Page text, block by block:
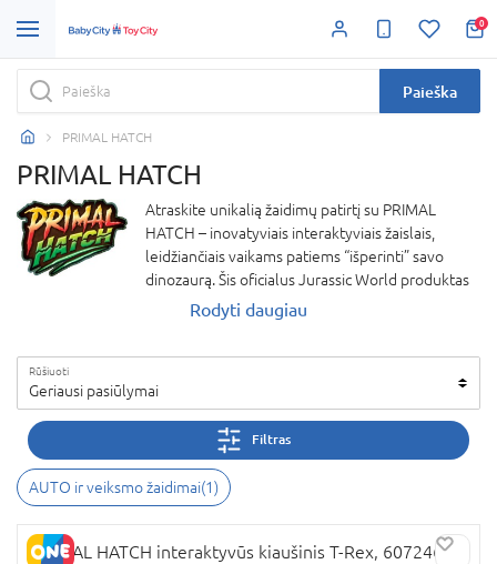
0
Paieška
PRIMAL HATCH
PRIMAL HATCH
Atraskite unikalią žaidimų patirtį su PRIMAL
HATCH – inovatyviais interaktyviais žaislais,
leidžiančiais vaikams patiems “išperinti” savo
dinozaurą. Šis oficialus Jurassic World produktas
pradeda nuotykį dar nuo pirmojo kiaušinio
PRIMAL HATCH dinozauras turi daugiau nei 100
skirtingų garsų bei reakcijų, todėl kiekvienas
žaidimas tampa nauja patirtimi. Vaikai gali
maitinti, treniruoti ir net formuoti dinozauro
charakterį – pasirinkti, ar jis taps draugiškas, ar
labiau laukinis. Komplekte yra aksesuarai, tokie
kaip klikeris ar maistas, kurie dar labiau praturtina
žaidimą.
Rodyti daugiau
Rūšiuoti
Geriausi pasiūlymai
Filtras
AUTO ir veiksmo žaidimai(1)
PRIMAL HATCH interaktyvūs kiaušinis T-Rex, 6072462